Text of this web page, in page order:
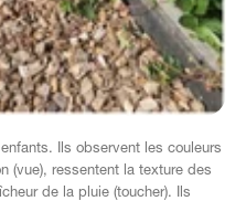
Ils observent les couleurs
(vue), ressentent la texture des
de la pluie (toucher). Ils